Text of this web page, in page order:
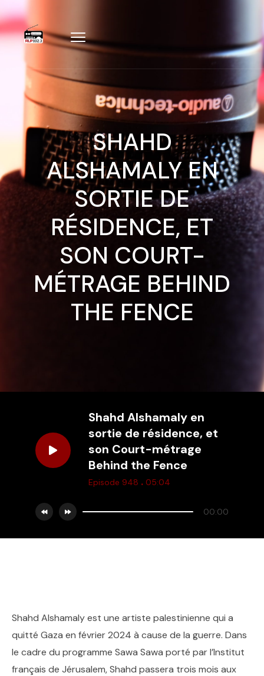
SHAHD
ALSHAMALY EN
SORTIE DE
RÉSIDENCE, ET
SON COURT-
MÉTRAGE BEHIND
THE FENCE
Shahd Alshamaly en
sortie de résidence, et
son Court-métrage
Behind the Fence
Episode 948 . 05:04
00:00
Shahd Alshamaly est une artiste palestinienne qui a
quitté Gaza en février 2024 à cause de la guerre. Dans
le cadre du programme Sawa Sawa porté par l’Institut
français de Jérusalem, Shahd passera trois mois aux